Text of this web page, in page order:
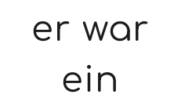
er war
ein